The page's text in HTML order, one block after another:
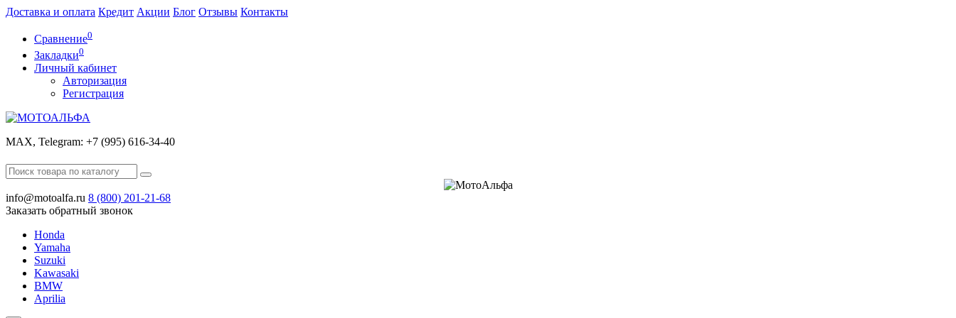
Доставка и оплата Кредит Акции Блог Отзывы Контакты
Сравнение0
Закладки0
Личный кабинет
Авторизация
Регистрация
МАХ, Telegram: +7 (995) 616-34-40
info@motoalfa.ru 8 (800) 201-21-68
Заказать обратный звонок
Honda
Yamaha
Suzuki
Kawasaki
BMW
Aprilia